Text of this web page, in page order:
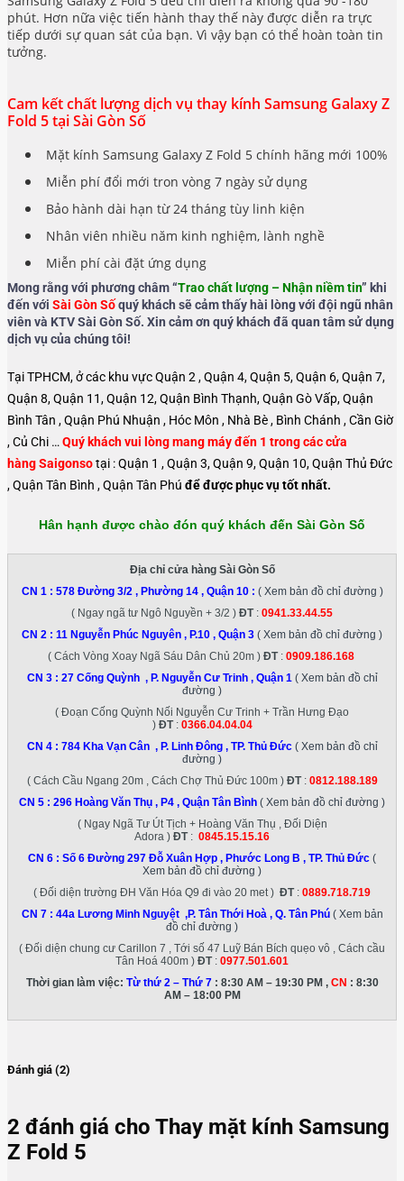
phút. Hơn nữa việc tiến hành thay thế này được diễn ra trực
tiếp dưới sự quan sát của bạn. Vì vậy bạn có thể hoàn toàn tin
tưởng.
Cam kết chất lượng dịch vụ thay kính Samsung Galaxy Z
Fold 5 tại Sài Gòn Số
Mặt kính Samsung Galaxy Z Fold 5 chính hãng mới 100%
Miễn phí đổi mới tron vòng 7 ngày sử dụng
Bảo hành dài hạn từ 24 tháng tùy linh kiện
Nhân viên nhiều năm kinh nghiệm, lành nghề
Miễn phí cài đặt ứng dụng
Mong rằng với phương châm “Trao chất lượng – Nhận niềm tin” khi
đến với Sài Gòn Sốquý khách sẽ cảm thấy hài lòng với đội ngũ nhân
viên và KTV Sài Gòn Số. Xin cảm ơn quý khách đã quan tâm sử dụng
dịch vụ của chúng tôi!
Tại TPHCM, ở các khu vực Quận 2 , Quận 4, Quận 5, Quận 6, Quận 7,
Quận 8, Quận 11, Quận 12, Quận Bình Thạnh, Quận Gò Vấp, Quận
Bình Tân , Quận Phú Nhuận , Hóc Môn , Nhà Bè , Bình Chánh , Cần Giờ
, Củ Chi … Quý khách vui lòng mang máy đến 1 trong các cửa
hàng Saigonsotại : Quận 1 , Quận 3, Quận 9, Quận 10, Quận Thủ Đức
, Quận Tân Bình , Quận Tân Phú để được phục vụ tốt nhất.
Hân hạnh được chào đón quý khách đến Sài Gòn Số
Địa chỉ cửa hàng Sài Gòn Số
CN 1 : 578 Đường 3/2 , Phường 14 , Quận 10: ( Xem bản đồ chỉ đường )
( Ngay ngã tư Ngô Nguyền + 3/2 ) ĐT: 0941.33.44.55
CN 2 : 11 Nguyễn Phúc Nguyên , P.10 , Quận 3 ( Xem bản đồ chỉ đường )
( Cách Vòng Xoay Ngã Sáu Dân Chủ 20m ) ĐT: 0909.186.168
CN 3 : 27 Cống Quỳnh , P. Nguyễn Cư Trinh , Quận 1 ( Xem bản đồ chỉ
đường )
( Đoạn Cống Quỳnh Nối Nguyễn Cư Trinh + Trần Hưng Đạo
) ĐT: 0366.04.04.04
CN 4 : 784 Kha Vạn Cân , P. Linh Đông , TP. Thủ Đức( Xem bản đồ chỉ
đường )
( Cách Cầu Ngang 20m , Cách Chợ Thủ Đức 100m ) ĐT: 0812.188.189
CN 5 : 296 Hoàng Văn Thụ , P4 , Quận Tân Bình ( Xem bản đồ chỉ đường )
( Ngay Ngã Tư Út Tịch + Hoàng Văn Thụ , Đối Diện
Adora ) ĐT: 0845.15.15.16
CN 6 : Số 6 Đường 297 Đỗ Xuân Hợp , Phước Long B , TP. Thủ Đức (
Xem bản đồ chỉ đường )
( Đối diện trường ĐH Văn Hóa Q9 đi vào 20 met ) ĐT: 0889.718.719
CN 7 : 44a Lương Minh Nguyệt ,P. Tân Thới Hoà , Q. Tân Phú ( Xem bản
đồ chỉ đường )
( Đối diện chung cư Carillon 7 , Tới số 47 Luỹ Bán Bích quẹo vô , Cách cầu
Tân Hoá 400m ) ĐT: 0977.501.601
Thời gian làm việc: Từ thứ 2 – Thứ 7: 8:30 AM – 19:30 PM , CN : 8:30
AM – 18:00 PM
Đánh giá (2)
2 đánh giá cho Thay mặt kính Samsung
Z Fold 5